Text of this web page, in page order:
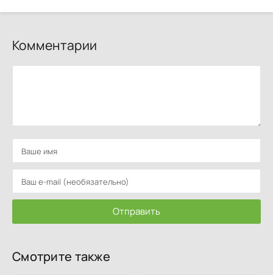
Комментарии
Отправить
Смотрите также